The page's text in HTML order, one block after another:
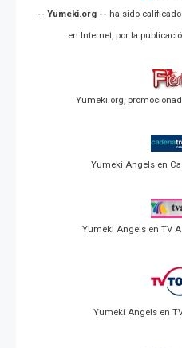
-- Yumeki.org -- ha sido
en Internet, por la
Yumeki.org,
Yumeki Angels en
Yumeki Angels en TV
Yumeki Angels en